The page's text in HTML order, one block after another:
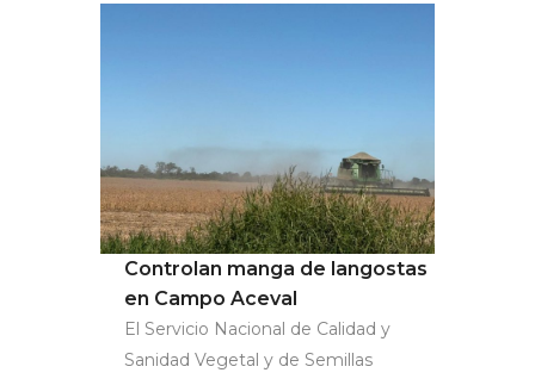
Controlan manga de langostas
en Campo Aceval
El Servicio Nacional de Calidad y
Sanidad Vegetal y de Semillas